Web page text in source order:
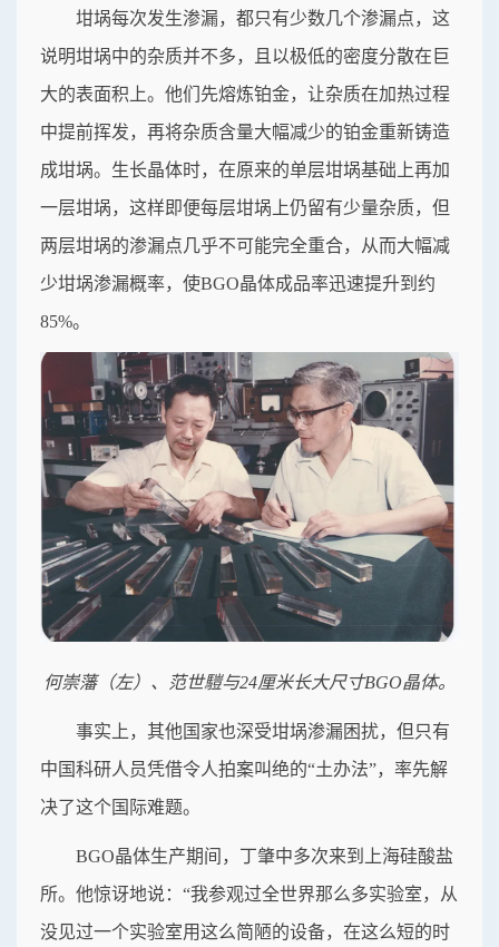
坩埚每次发生渗漏，都只有少数几个渗漏点，这
说明坩埚中的杂质并不多，且以极低的密度分散在巨
大的表面积上。他们先熔炼铂金，让杂质在加热过程
中提前挥发，再将杂质含量大幅减少的铂金重新铸造
成坩埚。生长晶体时，在原来的单层坩埚基础上再加
一层坩埚，这样即便每层坩埚上仍留有少量杂质，但
两层坩埚的渗漏点几乎不可能完全重合，从而大幅减
少坩埚渗漏概率，使BGO晶体成品率迅速提升到约
85%。
何崇藩（左）、范世𩥉与24厘米长大尺寸BGO晶体。
事实上，其他国家也深受坩埚渗漏困扰，但只有
中国科研人员凭借令人拍案叫绝的“土办法”，率先解
决了这个国际难题。
BGO晶体生产期间，丁肇中多次来到上海硅酸盐
所。他惊讶地说：“我参观过全世界那么多实验室，从
没见过一个实验室用这么简陋的设备，在这么短的时